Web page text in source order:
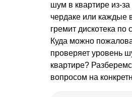
шум в квартире из-за
чердаке или каждые
гремит дискотека по
Куда можно
проверяет уровень
квартире?
вопросом на